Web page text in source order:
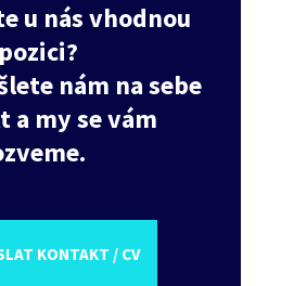
u nás vhodnou
pozici?
nám na sebe
a my se vám
KONTAKT / CV